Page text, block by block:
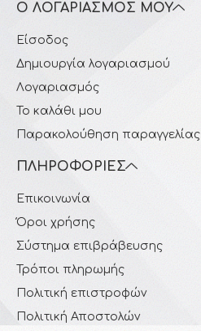
Ο ΛΟΓΑΡΙΑΣΜΌΣ ΜΟΥ
Είσοδος
Δημιουργία λογαριασμού
Λογαριασμός
Το καλάθι μου
Παρακολούθηση παραγγελίας
ΠΛΗΡΟΦΟΡΊΕΣ
Επικοινωνία
Όροι χρήσης
Σύστημα επιβράβευσης
Τρόποι πληρωμής
Πολιτική επιστροφών
Πολιτική Αποστολών